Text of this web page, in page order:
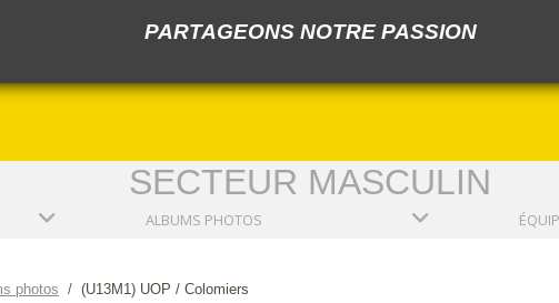
PARTAGEONS NOTRE PASSION
SECTEUR MASCULIN
ALBUMS PHOTOS
photos (U13M1) UOP / Colomiers